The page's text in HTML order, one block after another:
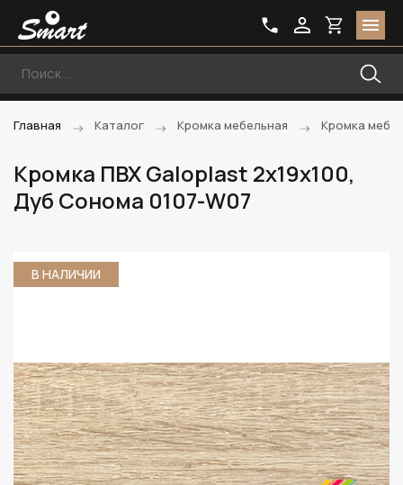
Главная Каталог Кромка мебельная Кромка
Кромка ПВХ Galoplast 2х19х100,
Дуб Сонома 0107-W07
В НАЛИЧИИ